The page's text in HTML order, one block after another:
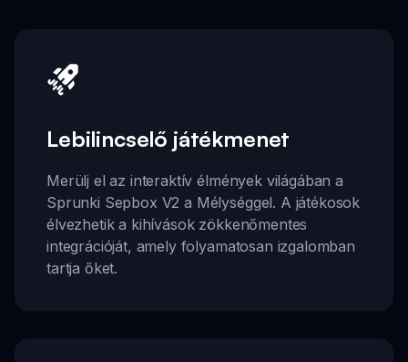
Lebilincselő játékmenet
Merülj el az interaktív élmények világában a
Sprunki Sepbox V2 a Mélységgel. A játékosok
élvezhetik a kihívások zökkenőmentes
integrációját, amely folyamatosan izgalomban
tartja őket.